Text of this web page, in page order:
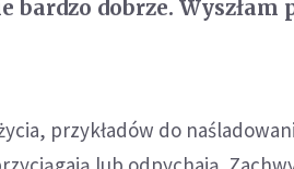
bardzo dobrze. Wyszłam
przykładów do